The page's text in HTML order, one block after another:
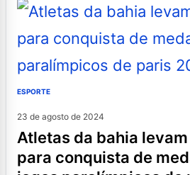
ESPORTE
23 de agosto de 2024
atletas da bahia levam axé e talento
para conquista de